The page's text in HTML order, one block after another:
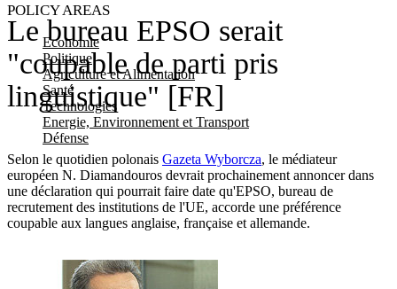
POLICY AREAS
Economie
Politique
Agriculture et Alimentation
Santé
Technologies
Energie, Environnement et Transport
Défense
Le bureau EPSO serait
"coupable de parti pris
linguistique" [FR]
Selon le quotidien polonais Gazeta Wyborcza, le médiateur
européen N. Diamandouros devrait prochainement annoncer dans
une déclaration qui pourrait faire date qu'EPSO, bureau de
recrutement des institutions de l'UE, accorde une préférence
coupable aux langues anglaise, française et allemande.